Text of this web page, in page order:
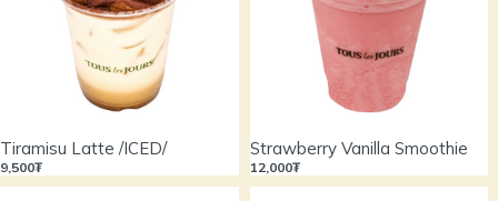
Tiramisu Latte /ICED/
9,500₮
Strawberry Vanilla Smoothie
12,000₮